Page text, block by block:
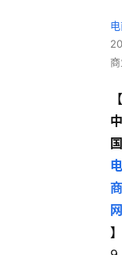
【
中
国
电
商
网
】